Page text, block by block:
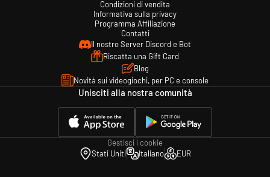
Condizioni di vendita
Informativa sulla privacy
Programma Affiliazione
Contatti
Il nostro Server Discord e Bot
Riscatta una Gift Card
Blog
Novità sui videogiochi, per PC e console
Unisciti alla nostra comunità
Gestisci i cookie
Stati Uniti
Italiano EUR